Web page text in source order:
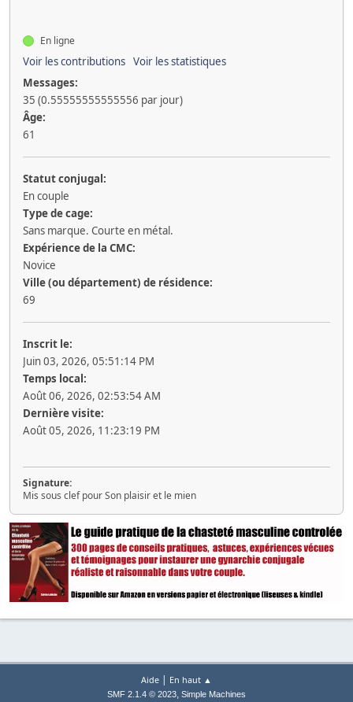
En ligne
Voir les contributions Voir les statistiques
Messages:
35 (0.55555555555556 par jour)
Âge:
61
Statut conjugal:
En couple
Type de cage:
Sans marque. Courte en métal.
Expérience de la CMC:
Novice
Ville (ou département) de résidence:
69
Inscrit le:
Juin 03, 2026, 05:51:14 PM
Temps local:
Août 06, 2026, 02:53:54 AM
Dernière visite:
Août 05, 2026, 11:23:19 PM
Signature:
Mis sous clef pour Son plaisir et le mien
Aide | En haut ▲
SMF 2.1.4 © 2023, Simple Machines